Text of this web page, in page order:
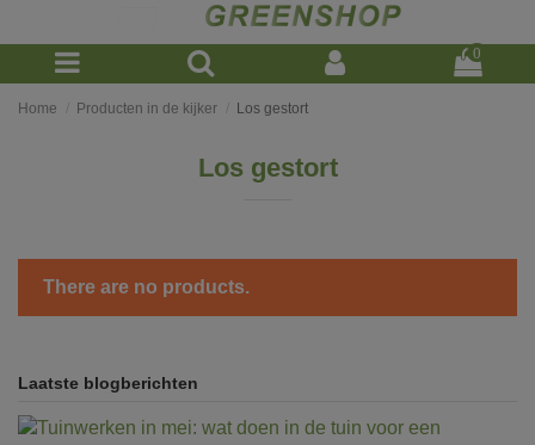
0
Home Producten in de kijker Los gestort
Los gestort
There are no products.
Laatste blogberichten